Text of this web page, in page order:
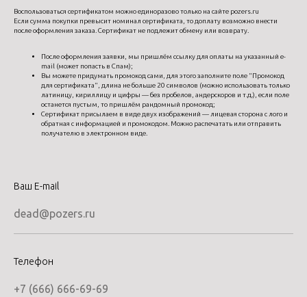
Воспользоваться сертификатом можно единоразово только на сайте pozers.ru
Если сумма покупки превысит номинал сертификата, то доплату возможно внести
после оформления заказа. Сертификат не подлежит обмену или возврату.
После оформления заявки, мы пришлём ссылку для оплаты на указанный e-
mail (может попасть в Спам);
Вы можете придумать промокод сами, для этого заполните поле "Промокод
для сертификата", длина не больше 20 символов (можно использовать только
латиницу, кириллицу и цифры — без пробелов, андерскоров и т.д.), если поле
останется пустым, то пришлём рандомный промокод;
Сертификат присылаем в виде двух изображений — лицевая сторона с лого и
обратная с информацией и промокодом. Можно распечатать или отправить
получателю в электронном виде.
Ваш E-mail
dead@pozers.ru
Телефон
+7 (666) 666-69-69